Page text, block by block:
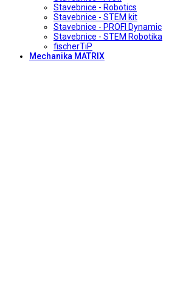
Stavebnice - Robotics
Stavebnice - STEM kit
Stavebnice - PROFI Dynamic
Stavebnice - STEM Robotika
fischerTiP
Mechanika MATRIX